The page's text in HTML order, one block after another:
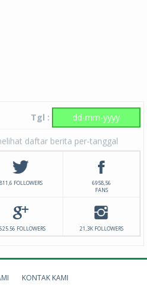
Tgl :
daftar berita per-tanggal
811,6 FOLLOWERS
6958,56
FANS
FOLLOWERS 21,3K FOLLOWERS
KONTAK KAMI